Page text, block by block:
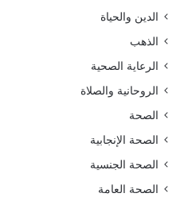
الدين والحياة
الذهب
الرعاية الصحية
الروحانية والصلاة
الصحة
الصحة الإنجابية
الصحة الجنسية
الصحة العامة